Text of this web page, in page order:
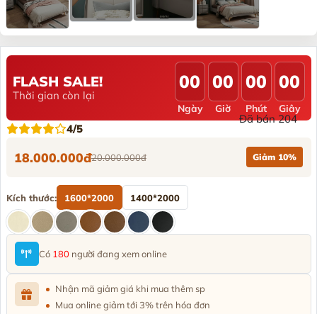
FLASH SALE!
Thời gian còn lại
00
Ngày
00
Giờ
00
Phút
00
Giây
4/5
18.000.000đ20.000.000đ Giảm 10%
Đã bán 204
Kích thước: 1600*2000 1400*2000
Có 180 người đang xem online
Nhận mã giảm giá khi mua thêm sp
Mua online giảm tới 3% trên hóa đơn